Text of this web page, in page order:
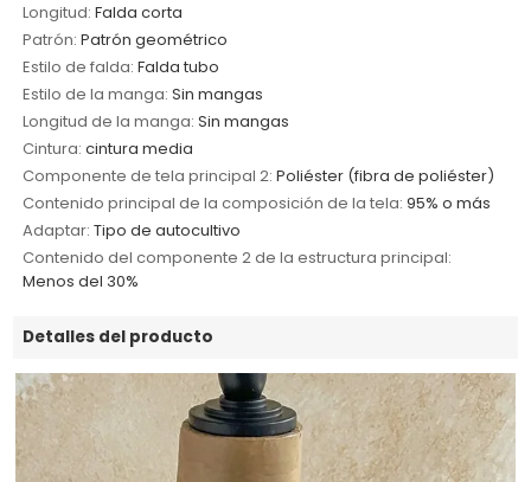
Longitud: Falda corta
Patrón: Patrón geométrico
Estilo de falda: Falda tubo
Estilo de la manga: Sin mangas
Longitud de la manga: Sin mangas
Cintura: cintura media
Componente de tela principal 2: Poliéster (fibra de poliéster)
Contenido principal de la composición de la tela: 95% o más
Adaptar: Tipo de autocultivo
Contenido del componente 2 de la estructura principal:
Menos del 30%
Detalles del producto